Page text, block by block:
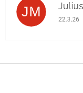
JM 22.3.26